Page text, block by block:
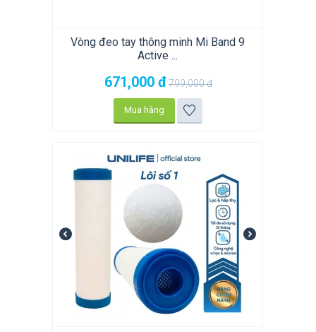
Vòng đeo tay thông minh Mi Band 9
Active ...
671,000 đ799,000đ
Mua hàng